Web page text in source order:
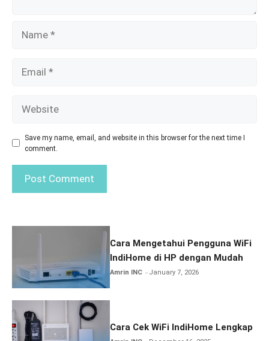
Save my name, email, and website in this browser for the next time I
comment.
Cara Mengetahui Pengguna WiFi
IndiHome di HP dengan Mudah
Amrin INC January 7, 2026
Cara Cek WiFi IndiHome Lengkap